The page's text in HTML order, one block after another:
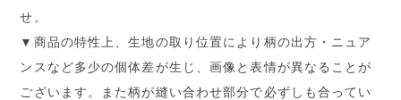
せ。
▼商品の特性上、生地の取り位置により柄の出方・ニュア
ンスなど多少の個体差が生じ、画像と表情が異なることが
ございます。また柄が縫い合わせ部分で必ずしも合ってい